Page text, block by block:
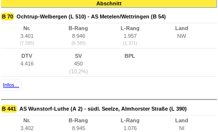
Abschnitt
B 70 Ochtrup-Welbergen (L 510) - AS Metelen/Wettringen (B 54)
Nr.
3.401
(7.585)
B-Rang
8.946
(6.545)
L-Rang
1.957
(1.371)
Land
NW
DTV
4.416
SV
450
(10,2%)
BPL
Infos...
B 441 AS Wunstorf-Luthe (A 2) - südl. Seelze, Almhorster Straße (L 390)
Nr.
3.402
B-Rang
8.945
L-Rang
1.076
Land
NI